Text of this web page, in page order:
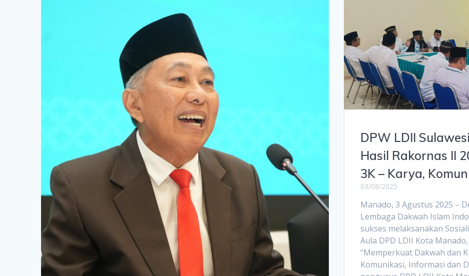
DPW LDII
Hasil Rakornas II
3K – Karya,
03/08/2025
Manado, 3 Agustus 2025 –
Lembaga Dakwah Islam
sukses melaksanakan
Aula DPD LDII Kota
“Memperkuat Dakwah dan
Komunikasi, Informasi dan